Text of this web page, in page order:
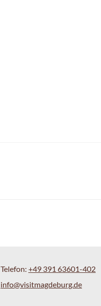
Telefon: +49 391 63601-402
info@visitmagdeburg.de